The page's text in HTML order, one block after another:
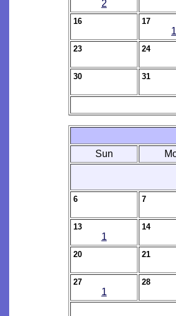
2
16 17
1
23 24
30 31
Sun
6 7
13
1
14
20 21
27
1
28